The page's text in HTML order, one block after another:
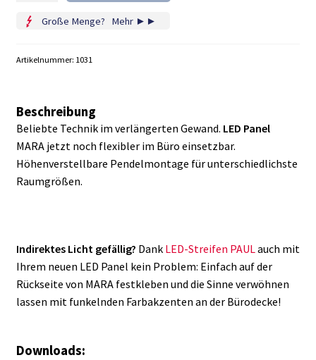
120cmGroße Menge? Mehr ►►
Artikelnummer: 1031
Beschreibung
Beliebte Technik im verlängerten Gewand. LED Panel
MARA jetzt noch flexibler im Büro einsetzbar.
Höhenverstellbare Pendelmontage für unterschiedlichste
Raumgrößen.
Indirektes Licht gefällig? Dank LED-Streifen PAULauch mit
Ihrem neuen LED Panel kein Problem: Einfach auf der
Rückseite von MARA festkleben und die Sinne verwöhnen
lassen mit funkelnden Farbakzenten an der Bürodecke!
Downloads: